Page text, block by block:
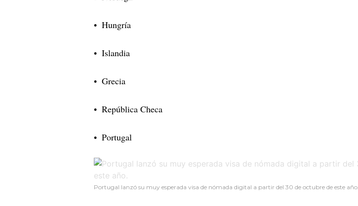
Hungría
Islandia
Grecia
República Checa
Portugal
Portugal lanzó su muy esperada visa de nómada digital a partir del 30 de octubre de este año.